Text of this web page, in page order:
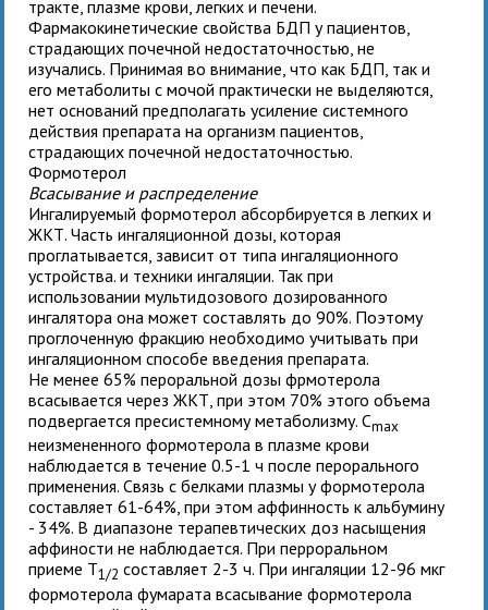
тракте, плазме крови, легких и печени.
Фармакокинетические свойства БДП у пациентов,
страдающих почечной недостаточностью, не
изучались. Принимая во внимание, что как БДП, так и
его метаболиты с мочой практически не выделяются,
нет оснований предполагать усиление системного
действия препарата на организм пациентов,
страдающих почечной недостаточностью.
Формотерол
Всасывание и распределение
Ингалируемый формотерол абсорбируется в легких и
ЖКТ. Часть ингаляционной дозы, которая
проглатывается, зависит от типа ингаляционного
устройства. и техники ингаляции. Так при
использовании мультидозового дозированного
ингалятора она может составлять до 90%. Поэтому
проглоченную фракцию необходимо учитывать при
ингаляционном способе введения препарата.
Не менее 65% пероральной дозы фрмотерола
всасывается через ЖКТ, при этом 70% этого объема
подвергается пресистемному метаболизму. Cmax
неизмененного формотерола в плазме крови
наблюдается в течение 0.5-1 ч после перорального
применения. Связь с белками плазмы у формотерола
составляет 61-64%, при этом аффинность к альбумину
- 34%. В диапазоне терапевтических доз насыщения
аффиности не наблюдается. При перроральном
приеме T1/2 составляет 2-3 ч. При ингаляции 12-96 мкг
формотерола фумарата всасывание формотерола